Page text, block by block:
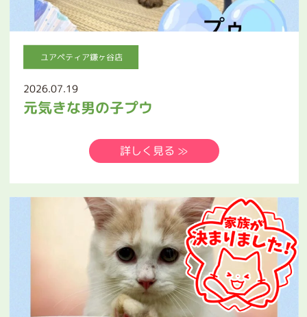
ユアペティア鎌ヶ谷店
2026.07.19
元気きな男の子プウ
詳しく見る ≫